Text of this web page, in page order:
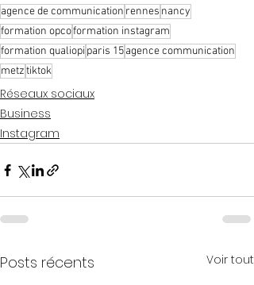
agence de communication rennes nancy
formation opcoformation instagram
formation qualiopi paris 15agence communication
metztiktok
Réseaux sociaux
Business
Instagram
Posts récents Voir tout